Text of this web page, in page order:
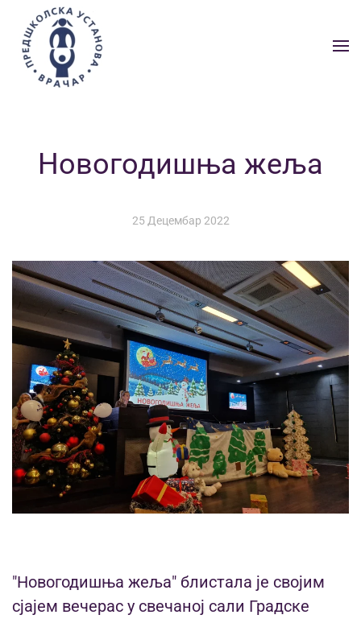
Skip to main content
Новогодишња жеља
25 Децембар 2022
"Новогодишња жеља" блистала је својим
сјајем вечерас у свечаној сали Градске